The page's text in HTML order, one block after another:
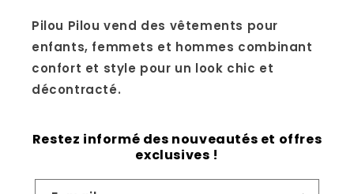
Pilou Pilou vend des vêtements pour
enfants, femmets et hommes combinant
confort et style pour un look chic et
décontracté.
Restez informé des nouveautés et offres
exclusives !